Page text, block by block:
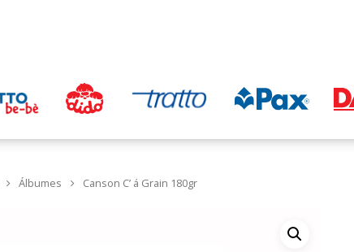
Álbumes Canson C’ á Grain 180gr